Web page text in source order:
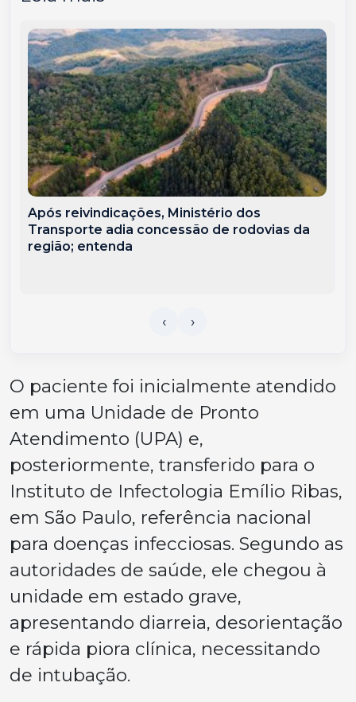
Após reivindicações, Ministério dos
Transporte adia concessão de rodovias da
região; entenda
O paciente foi inicialmente atendido
em uma Unidade de Pronto
Atendimento (UPA) e,
posteriormente, transferido para o
Instituto de Infectologia Emílio Ribas,
em São Paulo, referência nacional
para doenças infecciosas. Segundo as
autoridades de saúde, ele chegou à
unidade em estado grave,
apresentando diarreia, desorientação
e rápida piora clínica, necessitando
de intubação.